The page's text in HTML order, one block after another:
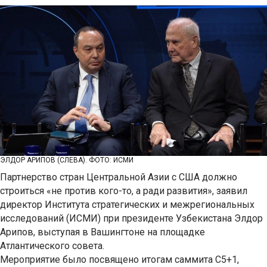
ЭЛДОР АРИПОВ (СЛЕВА). ФОТО: ИСМИ
Партнерство стран Центральной Азии с США должно
строиться «не против кого-то, а ради развития», заявил
директор Института стратегических и межрегиональных
исследований (ИСМИ) при президенте Узбекистана Элдор
Арипов, выступая в Вашингтоне на площадке
Атлантического совета.
Мероприятие было посвящено итогам саммита С5+1,